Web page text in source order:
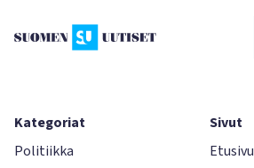
Kategoriat
Politiikka
Sivut
Etusivu